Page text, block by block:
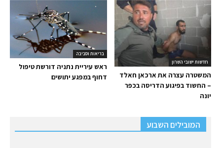
בריאות וסביבה
ראש עיריית נתניה דורשת טיפול
דחוף במפגע יתושים
חדשות ישובי השרון
המשטרה עצרה את ארכאן חאלד
– החשוד בפיגוע הדריסה בכפר
יונה
המובילים השבוע